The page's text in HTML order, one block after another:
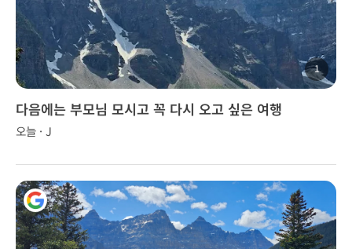
1
다음에는 부모님 모시고 꼭 다시 오고 싶은 여행
오늘 · J